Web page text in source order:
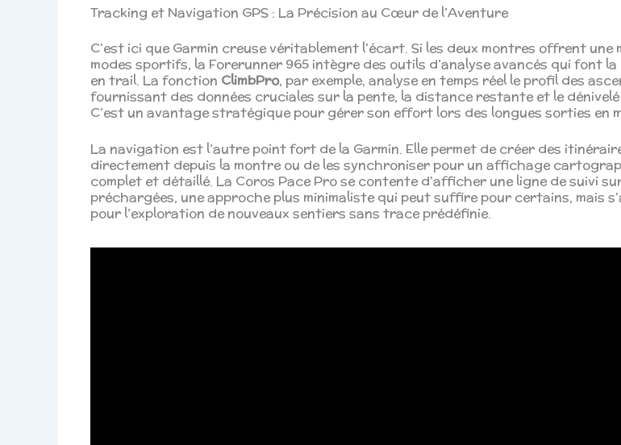
Tracking et Navigation GPS : La Précision au Cœur de l’Aventure
C’est ici que Garmin creuse véritablement l’écart. Si les deux montres offrent une
modes sportifs, la Forerunner 965 intègre des outils d’analyse avancés qui font
en trail. La fonction ClimbPro, par exemple, analyse en temps réel le profil des
fournissant des données cruciales sur la pente, la distance restante et le dénivelé
C’est un avantage stratégique pour gérer son effort lors des longues sorties en
La navigation est l’autre point fort de la Garmin. Elle permet de créer des
directement depuis la montre ou de les synchroniser pour un affichage
complet et détaillé. La Coros Pace Pro se contente d’afficher une ligne de suivi
préchargées, une approche plus minimaliste qui peut suffire pour certains, mais
pour l’exploration de nouveaux sentiers sans trace prédéfinie.